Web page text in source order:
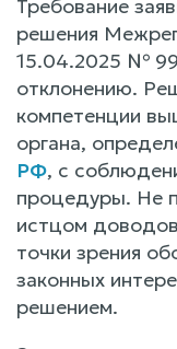
Требование
решения
15.04.2025 №
отклонению.
компетенции
органа,
РФ, с
процедуры. Не
истцом
точки зрения
законных
решением.